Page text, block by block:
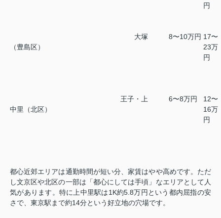
円
大塚
（豊島区）
8〜10万円 17〜
23万
円
王子・上
中里（北区）
6〜8万円
12〜
16万
円
都心近郊エリアは通勤時間が短い分、家賃はやや高めです。ただ
し文京区や北区の一部は「都心にしては手頃」なエリアとして人
気があります。特に上中里駅は1K約5.8万円という都内屈指の安
さで、東京駅まで約14分という好立地の穴場です。